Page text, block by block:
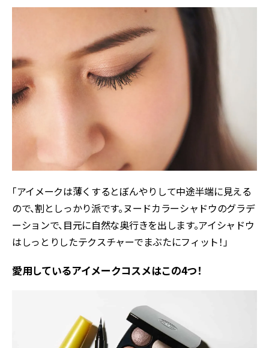
「アイメークは薄くするとぼんやりして中途半端に見える
ので、割としっかり派です。ヌードカラーシャドウのグラデ
ーションで、目元に自然な奥行きを出します。アイシャドウ
はしっとりしたテクスチャーでまぶたにフィット！」
愛用しているアイメークコスメはこの4つ！